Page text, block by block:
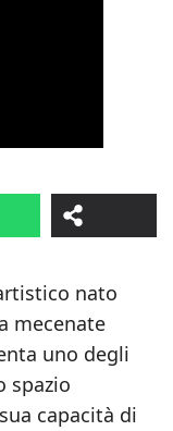
nato
mecenate
uno degli
spazio
capacità di